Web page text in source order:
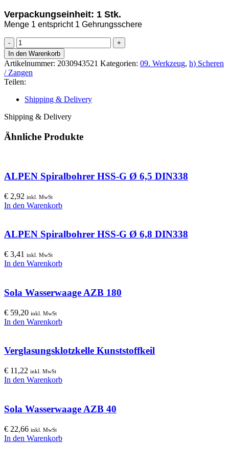
Verpackungseinheit: 1 Stk.
Menge 1 entspricht 1 Gehrungsschere
KNIPEX
Gehrungsschere
f.
Kunststoffprofile
Menge
In den Warenkorb
Artikelnummer: 2030943521 Kategorien: 09. Werkzeug, h) Scheren
/ Zangen
Teilen:
Shipping & Delivery
Shipping & Delivery
Ähnliche Produkte
ALPEN Spiralbohrer HSS-G Ø 6,5 DIN338
€ 2,92 inkl. MwSt
In den Warenkorb
ALPEN Spiralbohrer HSS-G Ø 6,8 DIN338
€ 3,41 inkl. MwSt
In den Warenkorb
Sola Wasserwaage AZB 180
€ 59,20 inkl. MwSt
In den Warenkorb
Verglasungsklotzkelle Kunststoffkeil
€ 11,22 inkl. MwSt
In den Warenkorb
Sola Wasserwaage AZB 40
€ 22,66 inkl. MwSt
In den Warenkorb